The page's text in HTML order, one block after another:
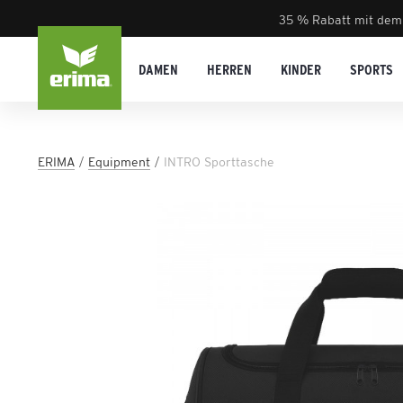
35 % Rabatt mit
DAMEN HERREN KINDER SPORTS
ERIMA Equipment INTRO Sporttasche